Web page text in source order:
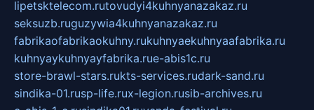
lipetsktelecom.rutovudyi4kuhnyanazakaz.ru
seksuzb.ruguzywia4kuhnyanazakaz.ru
fabrikaofabrikaokuhny.rukuhnyaekuhnyaafabrika.ru
kuhnyaykuhnyayfabrika.rue-abis1c.ru
store-brawl-stars.rukts-services.rudark-sand.ru
sindika-01.rusp-life.rux-legion.rusib-archives.ru